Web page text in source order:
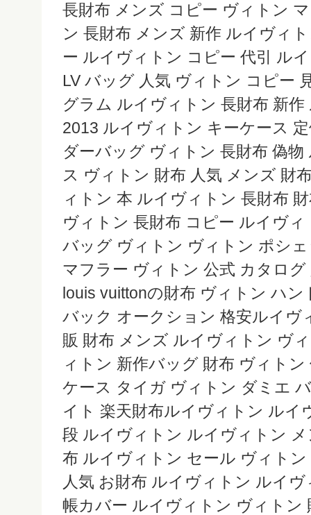
長財布 メンズ コピー ヴィトン
ン 長財布 メンズ 新作 ルイヴィ
ー ルイヴィトン コピー 代引 ル
LV バッグ 人気 ヴィトン コピー
グラム ルイヴィトン 長財布 新
2013 ルイヴィトン キーケース
ダーバッグ ヴィトン 長財布 偽
ス ヴィトン 財布 人気 メンズ 財
ィトン 本 ルイヴィトン 長財布
ヴィトン 長財布 コピー ルイヴ
バッグ ヴィトン ヴィトン ポシ
マフラー ヴィトン 公式 カタロ
louis vuittonの財布 ヴィトン ハ
バック オークション 格安ルイヴ
販 財布 メンズ ルイヴィトン ヴ
ィトン 新作バッグ 財布 ヴィト
ケース タイガ ヴィトン ダミエ
イト 楽天財布ルイヴィトン ルイ
段 ルイヴィトン ルイヴィトン
布 ルイヴィトン セール ヴィト
人気 お財布 ルイヴィトン ルイ
帳カバー ルイヴィトン ヴィトン